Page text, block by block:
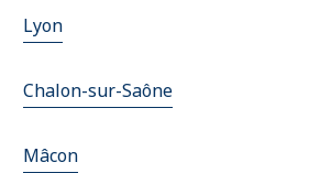
Lyon
Chalon-sur-Saône
Mâcon